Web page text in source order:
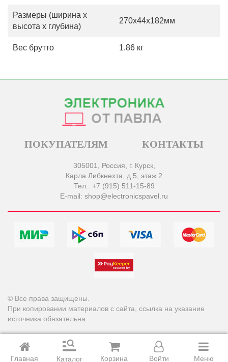
Размеры (ширина х
высота х глубина)
270x44x182мм
Вес брутто 1.86 кг
ПОКУПАТЕЛЯМ КОНТАКТЫ
305001, Россия, г. Курск,
Карла Либкнехта, д.5, этаж 2
Тел.: +7 (915) 511-15-89
E-mail: shop@electronicspavel.ru
© Все права защищены.
При копировании материалов с сайта, ссылка на указание
источника обязательна.
Главная Каталог Корзина Войти Меню